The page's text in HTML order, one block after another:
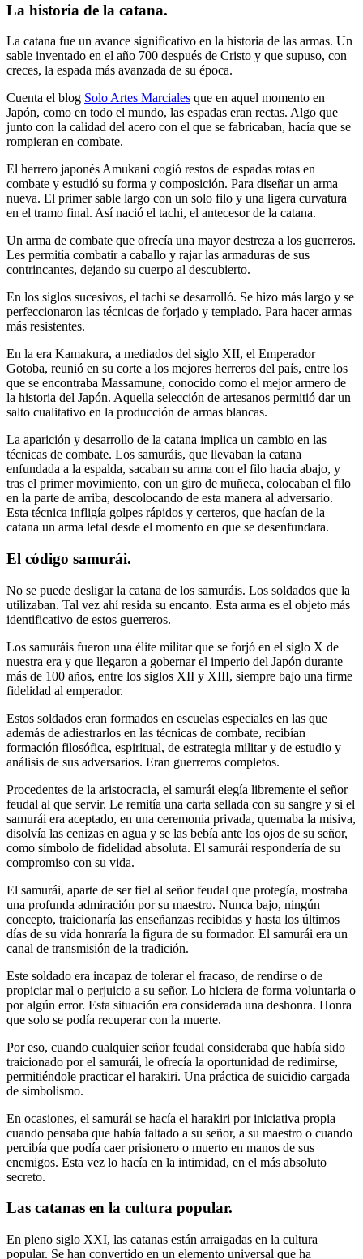
La historia de la catana.
La catana fue un avance significativo en la historia de las armas. Un
sable inventado en el año 700 después de Cristo y que supuso, con
creces, la espada más avanzada de su época.
Cuenta el blog Solo Artes Marciales que en aquel momento en
Japón, como en todo el mundo, las espadas eran rectas. Algo que
junto con la calidad del acero con el que se fabricaban, hacía que se
rompieran en combate.
El herrero japonés Amukani cogió restos de espadas rotas en
combate y estudió su forma y composición. Para diseñar un arma
nueva. El primer sable largo con un solo filo y una ligera curvatura
en el tramo final. Así nació el tachi, el antecesor de la catana.
Un arma de combate que ofrecía una mayor destreza a los guerreros.
Les permitía combatir a caballo y rajar las armaduras de sus
contrincantes, dejando su cuerpo al descubierto.
En los siglos sucesivos, el tachi se desarrolló. Se hizo más largo y se
perfeccionaron las técnicas de forjado y templado. Para hacer armas
más resistentes.
En la era Kamakura, a mediados del siglo XII, el Emperador
Gotoba, reunió en su corte a los mejores herreros del país, entre los
que se encontraba Massamune, conocido como el mejor armero de
la historia del Japón. Aquella selección de artesanos permitió dar un
salto cualitativo en la producción de armas blancas.
La aparición y desarrollo de la catana implica un cambio en las
técnicas de combate. Los samuráis, que llevaban la catana
enfundada a la espalda, sacaban su arma con el filo hacia abajo, y
tras el primer movimiento, con un giro de muñeca, colocaban el filo
en la parte de arriba, descolocando de esta manera al adversario.
Esta técnica infligía golpes rápidos y certeros, que hacían de la
catana un arma letal desde el momento en que se desenfundara.
El código samurái.
No se puede desligar la catana de los samuráis. Los soldados que la
utilizaban. Tal vez ahí resida su encanto. Esta arma es el objeto más
identificativo de estos guerreros.
Los samuráis fueron una élite militar que se forjó en el siglo X de
nuestra era y que llegaron a gobernar el imperio del Japón durante
más de 100 años, entre los siglos XII y XIII, siempre bajo una firme
fidelidad al emperador.
Estos soldados eran formados en escuelas especiales en las que
además de adiestrarlos en las técnicas de combate, recibían
formación filosófica, espiritual, de estrategia militar y de estudio y
análisis de sus adversarios. Eran guerreros completos.
Procedentes de la aristocracia, el samurái elegía libremente el señor
feudal al que servir. Le remitía una carta sellada con su sangre y si el
samurái era aceptado, en una ceremonia privada, quemaba la misiva,
disolvía las cenizas en agua y se las bebía ante los ojos de su señor,
como símbolo de fidelidad absoluta. El samurái respondería de su
compromiso con su vida.
El samurái, aparte de ser fiel al señor feudal que protegía, mostraba
una profunda admiración por su maestro. Nunca bajo, ningún
concepto, traicionaría las enseñanzas recibidas y hasta los últimos
días de su vida honraría la figura de su formador. El samurái era un
canal de transmisión de la tradición.
Este soldado era incapaz de tolerar el fracaso, de rendirse o de
propiciar mal o perjuicio a su señor. Lo hiciera de forma voluntaria o
por algún error. Esta situación era considerada una deshonra. Honra
que solo se podía recuperar con la muerte.
Por eso, cuando cualquier señor feudal consideraba que había sido
traicionado por el samurái, le ofrecía la oportunidad de redimirse,
permitiéndole practicar el harakiri. Una práctica de suicidio cargada
de simbolismo.
En ocasiones, el samurái se hacía el harakiri por iniciativa propia
cuando pensaba que había faltado a su señor, a su maestro o cuando
percibía que podía caer prisionero o muerto en manos de sus
enemigos. Esta vez lo hacía en la intimidad, en el más absoluto
secreto.
Las catanas en la cultura popular.
En pleno siglo XXI, las catanas están arraigadas en la cultura
popular. Se han convertido en un elemento universal que ha